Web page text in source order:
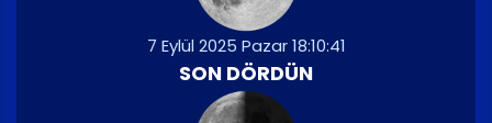
7 Eylül 2025 Pazar 18:10:41
SON DÖRDÜN